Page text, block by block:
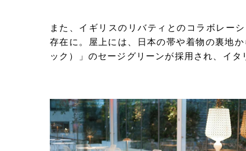
また、イギリスのリバティとのコラボレー
存在に。屋上には、日本の帯や着物の裏地
ック）」のセージグリーンが採用され、イ